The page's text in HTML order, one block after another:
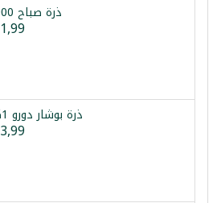
ذرة صباح 900غ
ذرة بوشار دورو 1كغ